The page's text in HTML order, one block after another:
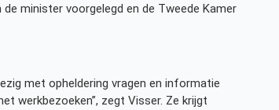
de minister voorgelegd en de Tweede Kamer
met opheldering vragen en informatie
werkbezoeken”, zegt Visser. Ze krijgt